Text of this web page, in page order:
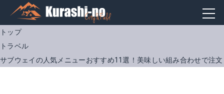
トップ
トラベル
サブウェイの人気メニューおすすめ11選！美味しい組み合わせで注